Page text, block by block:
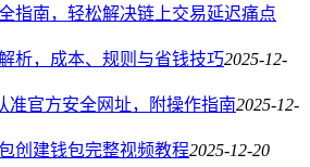
指南，轻松解决链上交易延迟痛点
析，成本、规则与省钱技巧2025-12-
准官方安全网址，附操作指南2025-12-
创建钱包完整视频教程2025-12-20